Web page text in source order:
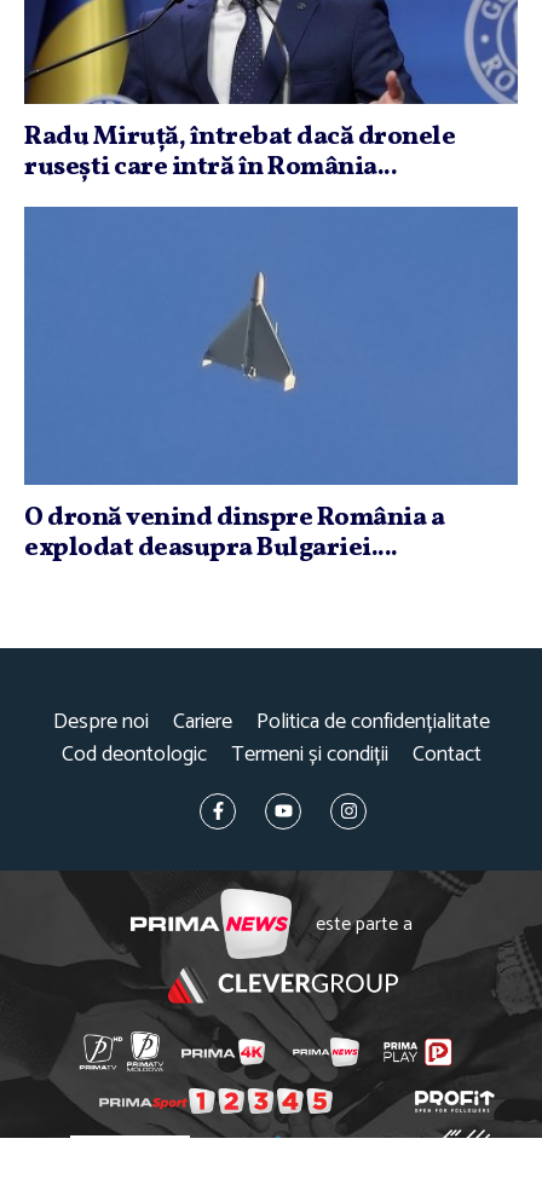
Radu Miruţă, întrebat dacă dronele
ruseşti care intră în România...
O dronă venind dinspre România a
explodat deasupra Bulgariei....
Despre noi Cariere
Politica de confidențialitate
Cod deontologic
Termeni și condiții Contact
este parte a